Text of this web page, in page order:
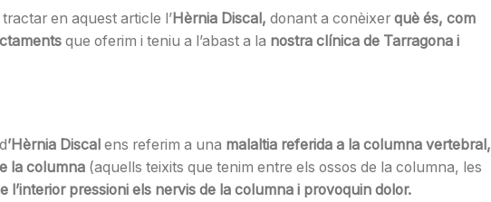
en aquest article l’Hèrnia Discal, donant a conèixer què és, com
que oferim i teniu a l’abast a la nostra clínica de Tarragona i
’Hèrnia Discal ens referim a una malaltia referida a la columna vertebral,
la columna (aquells teixits que tenim entre els ossos de la columna, les
l’interior pressioni els nervis de la columna i provoquin dolor.